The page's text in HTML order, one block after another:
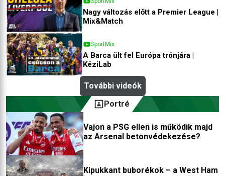
Nagy változás előtt a Premier League |
Mix&Match
SportMix
A Barca ült fel Európa trónjára |
KéziLab
További videók
Portré
Vajon a PSG ellen is működik majd
az Arsenal betonvédekezése?
Kipukkant buborékok – a West Ham